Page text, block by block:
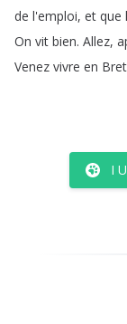
de l'emploi, et que
On vit bien. Allez,
Venez vivre en
I